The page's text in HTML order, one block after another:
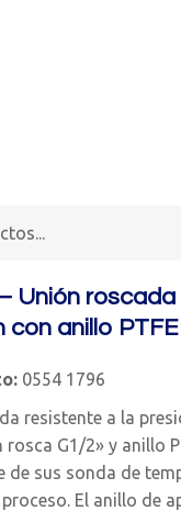
Unión
con anillo PTFE
0554 1796
resistente a la
G1/2» y anillo
de sus sonda de
El anillo de